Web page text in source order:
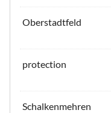
Oberstadtfeld
protection
Schalkenmehren